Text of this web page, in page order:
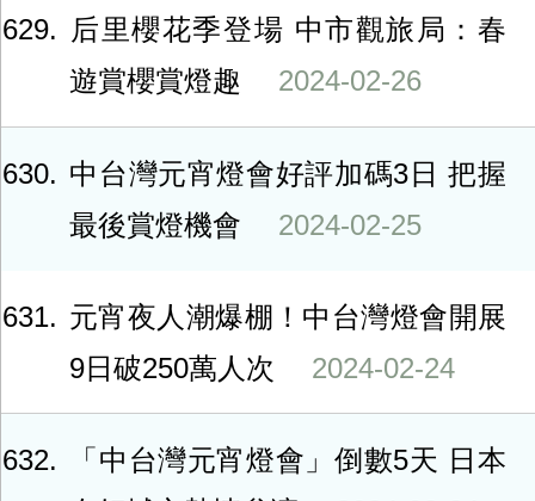
629
后里櫻花季登場 中市觀旅局：春
遊賞櫻賞燈趣
2024-02-26
630
中台灣元宵燈會好評加碼3日 把握
最後賞燈機會
2024-02-25
631
元宵夜人潮爆棚！中台灣燈會開展
9日破250萬人次
2024-02-24
632
「中台灣元宵燈會」倒數5天 日本